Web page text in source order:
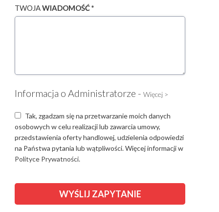
TWOJAWIADOMOŚĆ *
Informacja o Administratorze - Więcej >
Tak, zgadzam się na przetwarzanie moich danych
osobowych w celu realizacji lub zawarcia umowy,
przedstawienia oferty handlowej, udzielenia odpowiedzi
na Państwa pytania lub wątpliwości. Więcej informacji w
Polityce Prywatności.